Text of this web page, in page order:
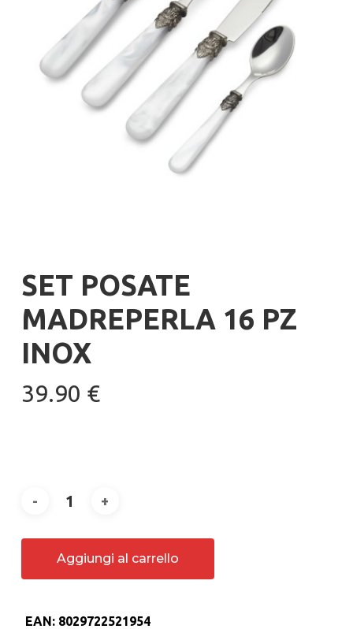
SET POSATE
MADREPERLA 16 PZ
INOX
39.90 €
Aggiungi al carrello
EAN: 8029722521954